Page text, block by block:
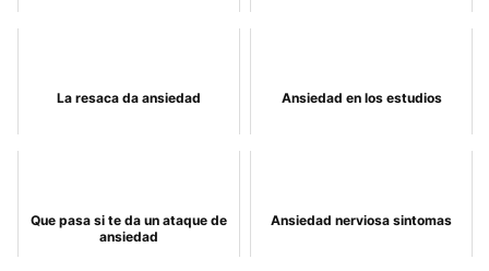
La resaca da ansiedad Ansiedad en los estudios
Que pasa si te da un ataque de
ansiedad
Ansiedad nerviosa sintomas